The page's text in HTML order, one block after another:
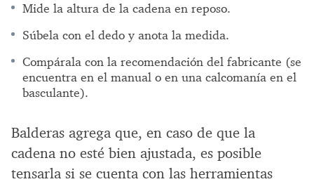
Mide la altura de la cadena en reposo.
Súbela con el dedo y anota la medida.
Compárala con la recomendación del fabricante (se
encuentra en el manual o en una calcomanía en el
basculante).
Balderas agrega que, en caso de que la
cadena no esté bien ajustada, es posible
tensarla si se cuenta con las herramientas